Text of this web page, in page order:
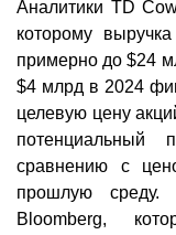
Аналитики TD
которому
примерно до $24
$4 млрд в 2024
целевую цену
сравнению с
прошлую среду.
Bloomberg,